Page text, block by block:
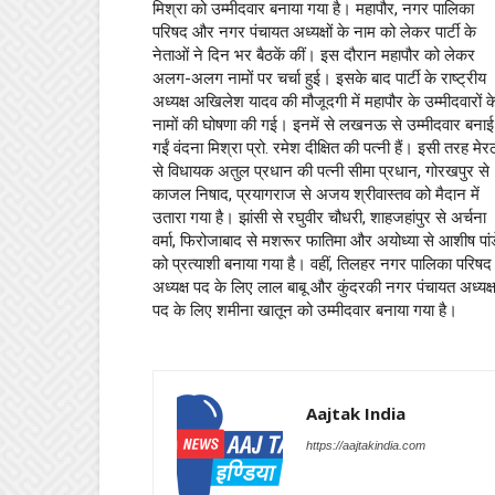
मिश्रा को उम्मीदवार बनाया गया है। महापौर, नगर पालिका
परिषद और नगर पंचायत अध्यक्षों के नाम को लेकर पार्टी के
नेताओं ने दिन भर बैठकें कीं। इस दौरान महापौर को लेकर
अलग-अलग नामों पर चर्चा हुई। इसके बाद पार्टी के राष्ट्रीय
अध्यक्ष अखिलेश यादव की मौजूदगी में महापौर के उम्मीदवारों
नामों की घोषणा की गई। इनमें से लखनऊ से उम्मीदवार बनाई
गईं वंदना मिश्रा प्रो. रमेश दीक्षित की पत्नी हैं। इसी तरह
से विधायक अतुल प्रधान की पत्नी सीमा प्रधान, गोरखपुर से
काजल निषाद, प्रयागराज से अजय श्रीवास्तव को मैदान में
उतारा गया है। झांसी से रघुवीर चौधरी, शाहजहांपुर से अर्चना
वर्मा, फिरोजाबाद से मशरूर फातिमा और अयोध्या से आशीष
को प्रत्याशी बनाया गया है। वहीं, तिलहर नगर पालिका परिषद
अध्यक्ष पद के लिए लाल बाबू और कुंदरकी नगर पंचायत अध्यक्ष
पद के लिए शमीना खातून को उम्मीदवार बनाया गया है।
Aajtak India
https://aajtakindia.com